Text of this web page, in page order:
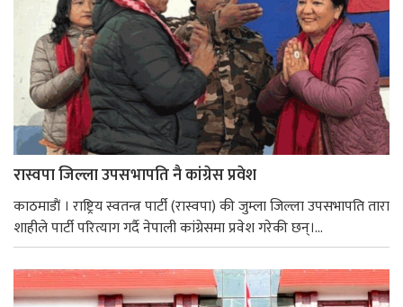
रास्वपा जिल्ला उपसभापति नै कांग्रेस प्रवेश
काठमाडाैं । राष्ट्रिय स्वतन्त्र पार्टी (रास्वपा) की जुम्ला जिल्ला उपसभापति तारा
शाहीले पार्टी परित्याग गर्दै नेपाली कांग्रेसमा प्रवेश गरेकी छन्।...